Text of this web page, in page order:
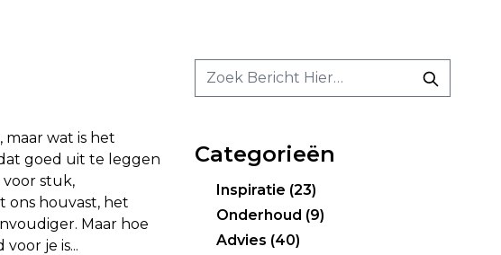
maar wat is het
goed uit te leggen
stuk,
ons houvast, het
Maar hoe
je is...
Categorieën
Inspiratie (23)
Onderhoud (9)
Advies (40)